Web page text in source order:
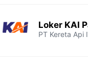
Loker KAI
PT Kereta Api